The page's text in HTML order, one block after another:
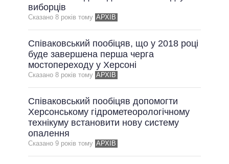
ВСІ ОБІЦЯНКИ
АРХІВНІ ОБІЦЯНКИ
виборців
Сказано 8 рокiв тому АРХІВ
Співаковський пообіцяв, що у 2018 році
буде завершена перша черга
мостопереходу у Херсоні
Сказано 8 рокiв тому АРХІВ
Співаковський пообіцяв допомогти
Херсонському гідрометеорологічному
технікуму встановити нову систему
опалення
Сказано 9 рокiв тому АРХІВ